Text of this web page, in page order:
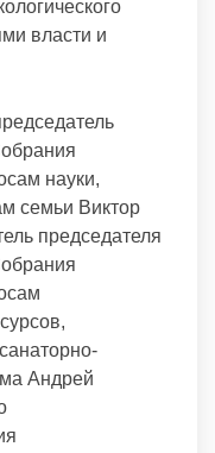
власти и
науки,
семьи Виктор
председателя
Андрей